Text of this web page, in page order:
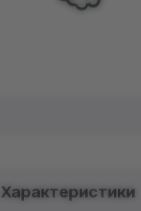
Характеристики